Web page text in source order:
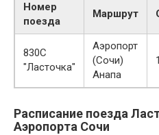
Номер
поезда
Маршрут
830С
"Ласточка"
Аэропорт
(Сочи)
Анапа
Расписание поезда
Аэропорта Сочи